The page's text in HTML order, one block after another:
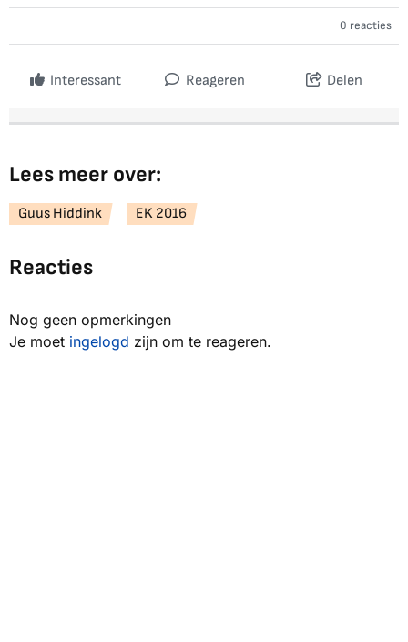
0 reacties
Interessant Reageren Delen
Lees meer over:
Guus Hiddink EK 2016
Reacties
Nog geen opmerkingen
Je moet ingelogd zijn om te reageren.